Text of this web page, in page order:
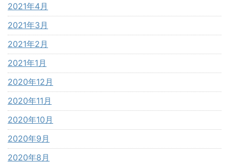
2021年4月
2021年3月
2021年2月
2021年1月
2020年12月
2020年11月
2020年10月
2020年9月
2020年8月